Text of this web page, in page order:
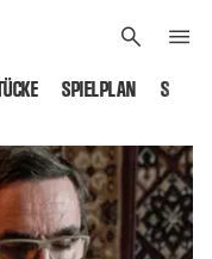
SPIELPLAN